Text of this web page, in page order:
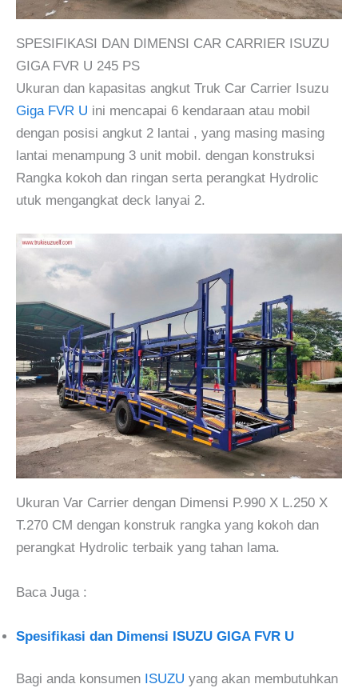
SPESIFIKASI DAN DIMENSI CAR CARRIER ISUZU
GIGA FVR U 245 PS
Ukuran dan kapasitas angkut Truk Car Carrier Isuzu
Giga FVR U ini mencapai 6 kendaraan atau mobil
dengan posisi angkut 2 lantai , yang masing masing
lantai menampung 3 unit mobil. dengan konstruksi
Rangka kokoh dan ringan serta perangkat Hydrolic
utuk mengangkat deck lanyai 2.
Ukuran Var Carrier dengan Dimensi P.990 X L.250 X
T.270 CM dengan konstruk rangka yang kokoh dan
perangkat Hydrolic terbaik yang tahan lama.
Baca Juga :
Spesifikasi dan Dimensi ISUZU GIGA FVR U
Bagi anda konsumen ISUZU yang akan membutuhkan